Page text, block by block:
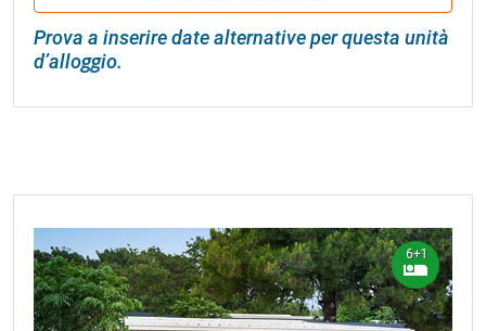
Prova a inserire date alternative per questa unità
d’alloggio.
6+1